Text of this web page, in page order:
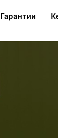
Гарантии